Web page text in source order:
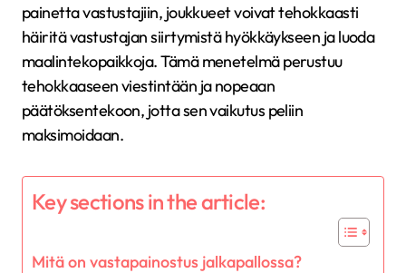
painetta vastustajiin, joukkueet voivat tehokkaasti
häiritä vastustajan siirtymistä hyökkäykseen ja luoda
maalintekopaikkoja. Tämä menetelmä perustuu
tehokkaaseen viestintään ja nopeaan
päätöksentekoon, jotta sen vaikutus peliin
maksimoidaan.
Key sections in the article:
Mitä on vastapainostus jalkapallossa?